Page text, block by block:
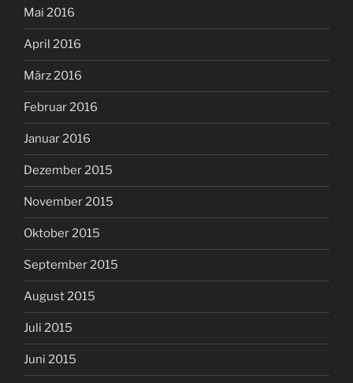
Mai 2016
April 2016
März 2016
Februar 2016
Januar 2016
Dezember 2015
November 2015
Oktober 2015
September 2015
August 2015
Juli 2015
Juni 2015